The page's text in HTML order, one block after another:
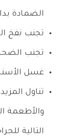
الضمادة
تجنب نفخ
تجنب
غسل
تناول
والأطعمة
التالية